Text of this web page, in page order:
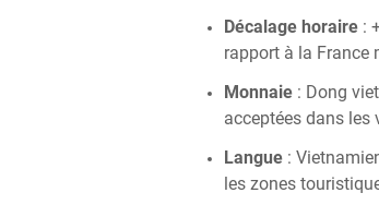
Décalage horaire:
rapport à la France
Monnaie: Dong
acceptées dans les
Langue:
les zones